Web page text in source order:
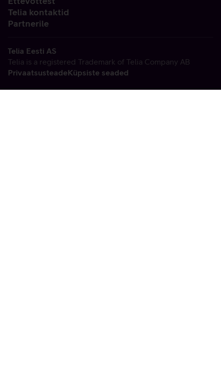
Telia kontaktid
Partnerile
Telia Eesti AS
Telia is a registered Trademark of Telia Company AB
PrivaatsusteadeKüpsiste seaded